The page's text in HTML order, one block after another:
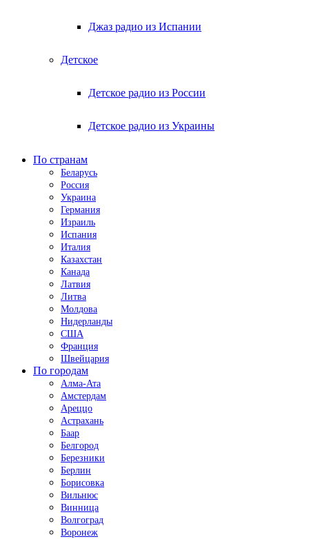
Джаз радио из Испании
Детское
Детское радио из России
Детское радио из Украины
По странам
Беларусь
Россия
Украина
Германия
Израиль
Испания
Италия
Казахстан
Канада
Латвия
Литва
Молдова
Нидерланды
США
Франция
Швейцария
По городам
Алма-Ата
Амстердам
Ареццо
Астрахань
Баар
Белгород
Березники
Берлин
Борисовка
Вильнюс
Винница
Волгоград
Воронеж